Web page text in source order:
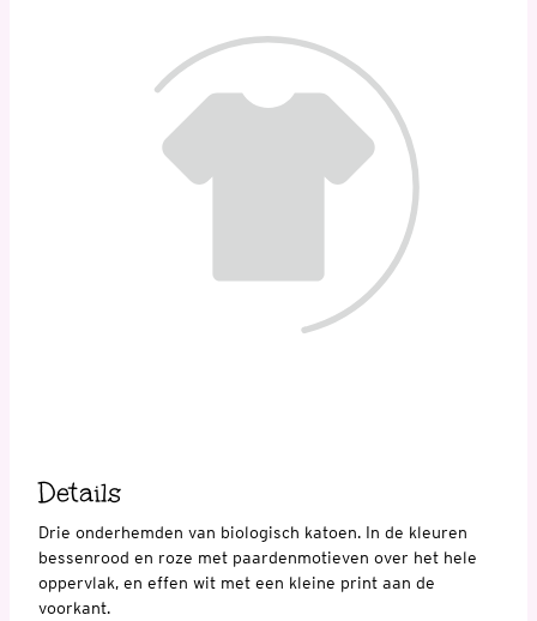
Details
Drie onderhemden van biologisch katoen. In de kleuren
bessenrood en roze met paardenmotieven over het hele
oppervlak, en effen wit met een kleine print aan de
voorkant.